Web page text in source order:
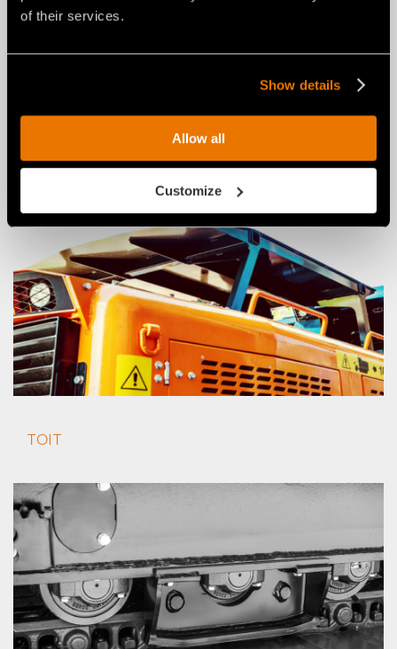
of their services.
Show details
Allow all
Customize
SYSTÈME DE PRÉCHAUFFAGE MOTEUR ET
TOIT